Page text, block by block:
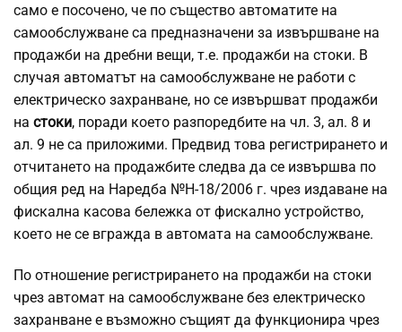
само е посочено, че по същество автоматите на
самообслужване са предназначени за извършване на
продажби на дребни вещи, т.е. продажби на стоки. В
случая автоматът на самообслужване не работи с
електрическо захранване, но се извършват продажби
на стоки, поради което разпоредбите на чл. 3, ал. 8 и
ал. 9 не са приложими. Предвид това регистрирането и
отчитането на продажбите следва да се извършва по
общия ред на Наредба №Н-18/2006 г. чрез издаване на
фискална касова бележка от фискално устройство,
което не се вгражда в автомата на самообслужване.
По отношение регистрирането на продажби на стоки
чрез автомат на самообслужване без електрическо
захранване е възможно същият да функционира чрез